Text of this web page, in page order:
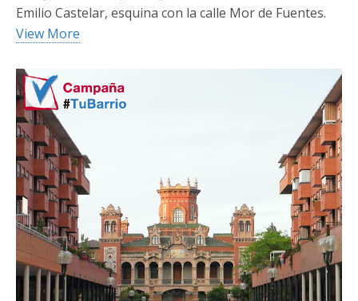
Emilio Castelar, esquina con la calle Mor de Fuentes.
View More